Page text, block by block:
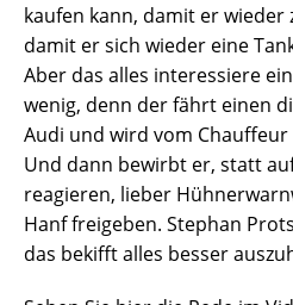
kaufen kann, damit er
damit er sich wieder eine
Aber das alles interessiere
wenig, denn der fährt einen
Audi und wird vom
Und dann bewirbt er, statt
reagieren, lieber
Hanf freigeben. Stephan
das bekifft alles besser